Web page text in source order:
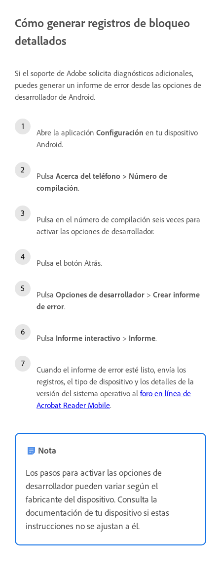
Cómo generar registros de bloqueo
detallados
Si el soporte de Adobe solicita diagnósticos adicionales,
puedes generar un informe de error desde las opciones de
desarrollador de Android.
Abre la aplicación Configuración en tu dispositivo
Android.
Pulsa Acerca del teléfono > Número de
compilación.
Pulsa en el número de compilación seis veces para
activar las opciones de desarrollador.
Pulsa el botón Atrás.
Pulsa Opciones de desarrollador > Crear informe
de error.
Pulsa Informe interactivo > Informe.
Cuando el informe de error esté listo, envía los
registros, el tipo de dispositivo y los detalles de la
versión del sistema operativo al foro en línea de
Acrobat Reader Mobile.
Nota
Los pasos para activar las opciones de
desarrollador pueden variar según el
fabricante del dispositivo. Consulta la
documentación de tu dispositivo si estas
instrucciones no se ajustan a él.